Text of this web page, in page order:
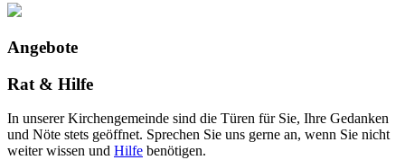
Angebote
Rat & Hilfe
In unserer Kirchengemeinde sind die Türen für Sie, Ihre Gedanken
und Nöte stets geöffnet. Sprechen Sie uns gerne an, wenn Sie nicht
weiter wissen und Hilfe benötigen.